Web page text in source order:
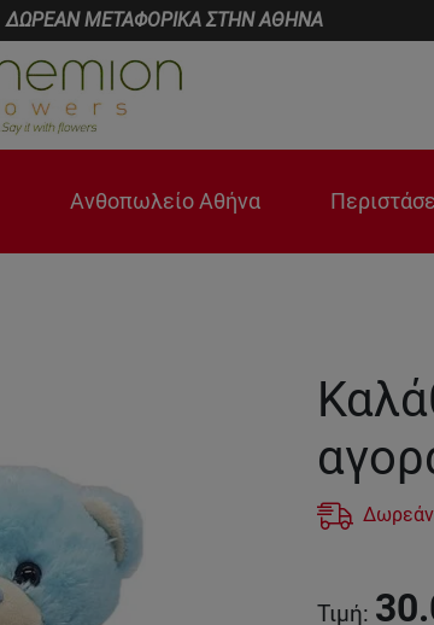
ΔΩΡΕΑΝ ΜΕΤΑΦΟΡΙΚΑ ΣΤΗΝ ΑΘΗΝΑ
Ανθοπωλείο Αθήνα
Τιμή: